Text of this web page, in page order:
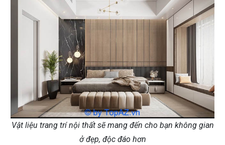
Vật liệu trang trí nội thất sẽ mang đến cho bạn không gian
ở đẹp, độc đáo hơn